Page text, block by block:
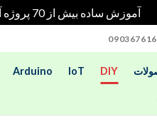
آموزش ساده بیش از 70 پروژه آردوینو را در خانه بدون نیاز به تجهیزات خاص (09191022022)
DIY
IoT
Arduino